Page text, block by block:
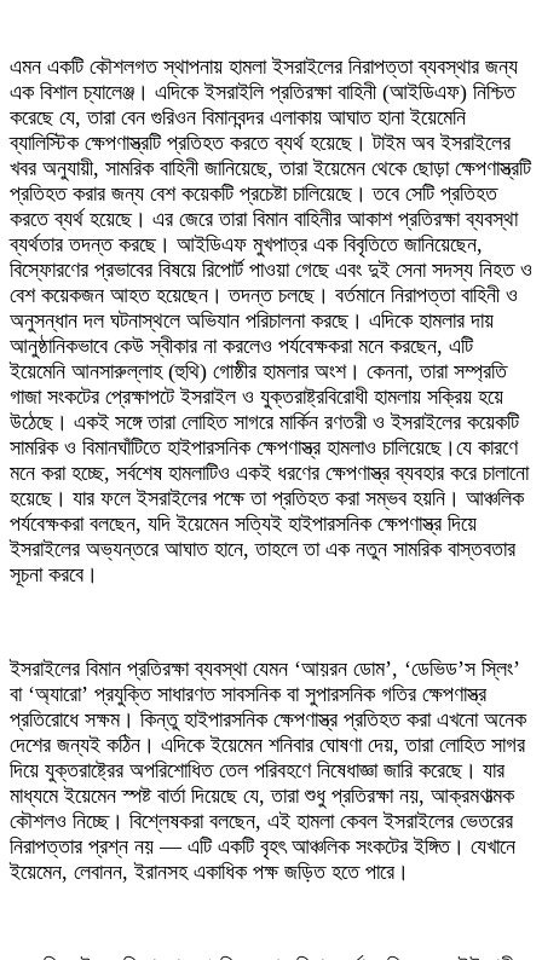
এমন একটি কৌশলগত স্থাপনায় হামলা ইসরাইলের নিরাপত্তা ব্যবস্থার জন্য
এক বিশাল চ্যালেঞ্জ। এদিকে ইসরাইলি প্রতিরক্ষা বাহিনী (আইডিএফ) নিশ্চিত
করেছে যে, তারা বেন গুরিওন বিমানবন্দর এলাকায় আঘাত হানা ইয়েমেনি
ব্যালিস্টিক ক্ষেপণাস্ত্রটি প্রতিহত করতে ব্যর্থ হয়েছে। টাইম অব ইসরাইলের
খবর অনুযায়ী, সামরিক বাহিনী জানিয়েছে, তারা ইয়েমেন থেকে ছোড়া ক্ষেপণাস্ত্রটি
প্রতিহত করার জন্য বেশ কয়েকটি প্রচেষ্টা চালিয়েছে। তবে সেটি প্রতিহত
করতে ব্যর্থ হয়েছে। এর জেরে তারা বিমান বাহিনীর আকাশ প্রতিরক্ষা ব্যবস্থা
ব্যর্থতার তদন্ত করছে। আইডিএফ মুখপাত্র এক বিবৃতিতে জানিয়েছেন,
বিস্ফোরণের প্রভাবের বিষয়ে রিপোর্ট পাওয়া গেছে এবং দুই সেনা সদস্য নিহত ও
বেশ কয়েকজন আহত হয়েছেন। তদন্ত চলছে। বর্তমানে নিরাপত্তা বাহিনী ও
অনুসন্ধান দল ঘটনাস্থলে অভিযান পরিচালনা করছে। এদিকে হামলার দায়
আনুষ্ঠানিকভাবে কেউ স্বীকার না করলেও পর্যবেক্ষকরা মনে করছেন, এটি
ইয়েমেনি আনসারুল্লাহ (হুথি) গোষ্ঠীর হামলার অংশ। কেননা, তারা সম্প্রতি
গাজা সংকটের প্রেক্ষাপটে ইসরাইল ও যুক্তরাষ্ট্রবিরোধী হামলায় সক্রিয় হয়ে
উঠেছে। একই সঙ্গে তারা লোহিত সাগরে মার্কিন রণতরী ও ইসরাইলের কয়েকটি
সামরিক ও বিমানঘাঁটিতে হাইপারসনিক ক্ষেপণাস্ত্র হামলাও চালিয়েছে।যে কারণে
মনে করা হচ্ছে, সর্বশেষ হামলাটিও একই ধরণের ক্ষেপণাস্ত্র ব্যবহার করে চালানো
হয়েছে। যার ফলে ইসরাইলের পক্ষে তা প্রতিহত করা সম্ভব হয়নি। আঞ্চলিক
পর্যবেক্ষকরা বলছেন, যদি ইয়েমেন সত্যিই হাইপারসনিক ক্ষেপণাস্ত্র দিয়ে
ইসরাইলের অভ্যন্তরে আঘাত হানে, তাহলে তা এক নতুন সামরিক বাস্তবতার
সূচনা করবে।
ইসরাইলের বিমান প্রতিরক্ষা ব্যবস্থা যেমন ‘আয়রন ডোম’, ‘ডেভিড’স স্লিং’
বা ‘অ্যারো’ প্রযুক্তি সাধারণত সাবসনিক বা সুপারসনিক গতির ক্ষেপণাস্ত্র
প্রতিরোধে সক্ষম। কিন্তু হাইপারসনিক ক্ষেপণাস্ত্র প্রতিহত করা এখনো অনেক
দেশের জন্যই কঠিন। এদিকে ইয়েমেন শনিবার ঘোষণা দেয়, তারা লোহিত সাগর
দিয়ে যুক্তরাষ্ট্রের অপরিশোধিত তেল পরিবহণে নিষেধাজ্ঞা জারি করেছে। যার
মাধ্যমে ইয়েমেন স্পষ্ট বার্তা দিয়েছে যে, তারা শুধু প্রতিরক্ষা নয়, আক্রমণাত্মক
কৌশলও নিচ্ছে। বিশ্লেষকরা বলছেন, এই হামলা কেবল ইসরাইলের ভেতরের
নিরাপত্তার প্রশ্ন নয় — এটি একটি বৃহৎ আঞ্চলিক সংকটের ইঙ্গিত। যেখানে
ইয়েমেন, লেবানন, ইরানসহ একাধিক পক্ষ জড়িত হতে পারে।